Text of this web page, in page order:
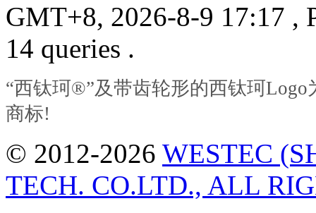
GMT+8, 2026-8-9 17:17 ,
14 queries .
“西钛珂®”及带齿轮形的西钛珂
商标!
© 2012-2026 WESTEC
TECH. CO.LTD., ALL